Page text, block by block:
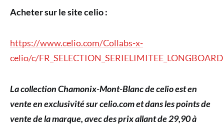
Acheter sur le site celio :
https://www.celio.com/Collabs-x-
celio/c/FR_SELECTION_SERIELIMITEE_LONGBOARD
La collection Chamonix-Mont-Blanc de celio est en
vente en exclusivité sur celio.com et dans les points de
vente de la marque, avec des prix allant de 29,90 à